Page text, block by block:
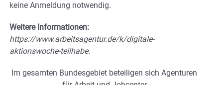
keine Anmeldung notwendig.
Weitere Informationen:
https://www.arbeitsagentur.de/k/digitale-
aktionswoche-teilhabe.
Im gesamten Bundesgebiet beteiligen sich Agenturen